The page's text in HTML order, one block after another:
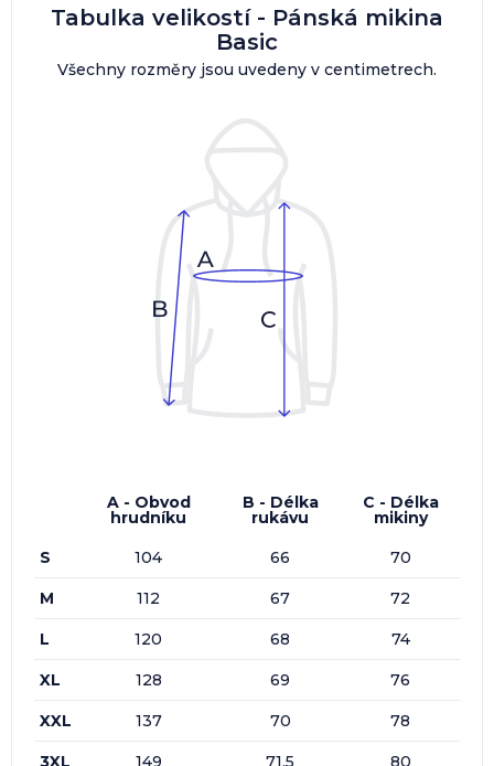
Tabulka velikostí - Pánská mikina
Basic
Všechny rozměry jsou uvedeny v centimetrech.
A - Obvod
hrudníku
B - Délka
rukávu
C - Délka
mikiny
S
104 66 70
M 112 67 72
L 120 68 74
XL 128 69 76
XXL 137 70 78